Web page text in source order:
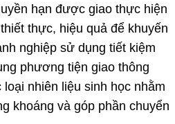
hạn được giao thực hiện
thực, hiệu quả để khuyến
nghiệp sử dụng tiết kiệm
phương tiện giao thông
nhiên liệu sinh học nhằm
khoáng và góp phần chuyển